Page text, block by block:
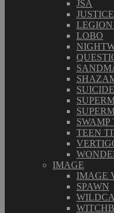
JSA
LEGION
LOBO
SWAMP
TEEN
IMAGE
IMAGE
SPAWN